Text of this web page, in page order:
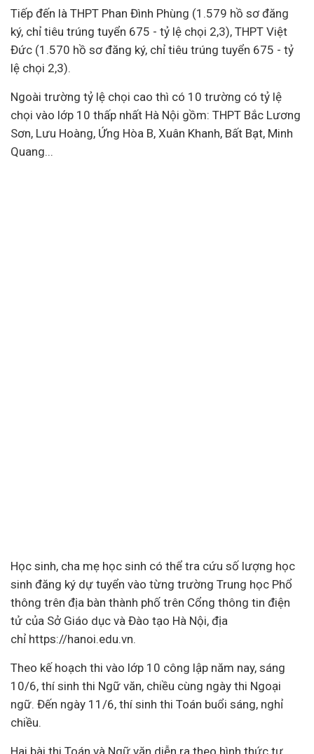
Tiếp đến là THPT Phan Đình Phùng (1.579 hồ sơ đăng
ký, chỉ tiêu trúng tuyển 675 - tỷ lệ chọi 2,3), THPT Việt
Đức (1.570 hồ sơ đăng ký, chỉ tiêu trúng tuyển 675 - tỷ
lệ chọi 2,3).
Ngoài trường tỷ lệ chọi cao thì có 10 trường có tỷ lệ
chọi vào lớp 10 thấp nhất Hà Nội gồm: THPT Bắc Lương
Sơn, Lưu Hoàng, Ứng Hòa B, Xuân Khanh, Bất Bạt, Minh
Quang...
Học sinh, cha mẹ học sinh có thể tra cứu số lượng học
sinh đăng ký dự tuyển vào từng trường Trung học Phổ
thông trên địa bàn thành phố trên Cổng thông tin điện
tử của Sở Giáo dục và Đào tạo Hà Nội, địa
chỉ https://hanoi.edu.vn.
Theo kế hoạch thi vào lớp 10 công lập năm nay, sáng
10/6, thí sinh thi Ngữ văn, chiều cùng ngày thi Ngoại
ngữ. Đến ngày 11/6, thí sinh thi Toán buổi sáng, nghỉ
chiều.
Hai bài thi Toán và Ngữ văn diễn ra theo hình thức tự